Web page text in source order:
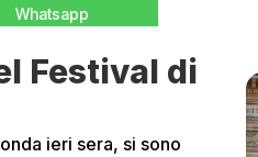
Whatsapp
Festival di
ieri sera, si sono